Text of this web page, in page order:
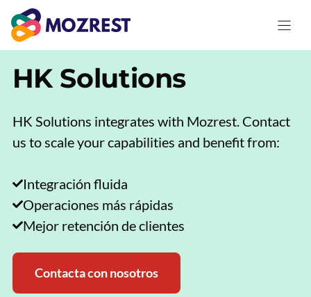
Saltar
contenido
HK Solutions
HK Solutions integrates with Mozrest. Contact
us to scale your capabilities and benefit from:
Integración fluida
Operaciones más rápidas
Mejor retención de clientes
Contacta con nosotros